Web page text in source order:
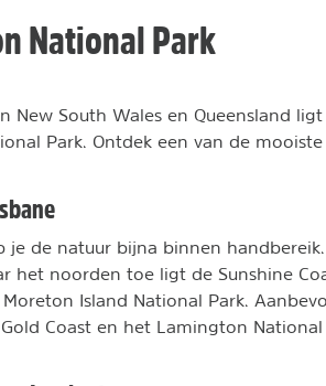
National Park
New South Wales en Queensland
Park. Ontdek een van de
je de natuur bijna binnen
het noorden toe ligt de Sunshine
Island National Park.
Coast en het Lamington National